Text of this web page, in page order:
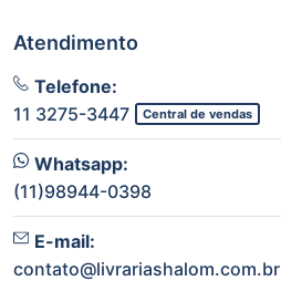
Atendimento
Telefone:
11 3275-3447
Central de vendas
Whatsapp:
(11)98944-0398
E-mail:
contato@livrariashalom.com.br